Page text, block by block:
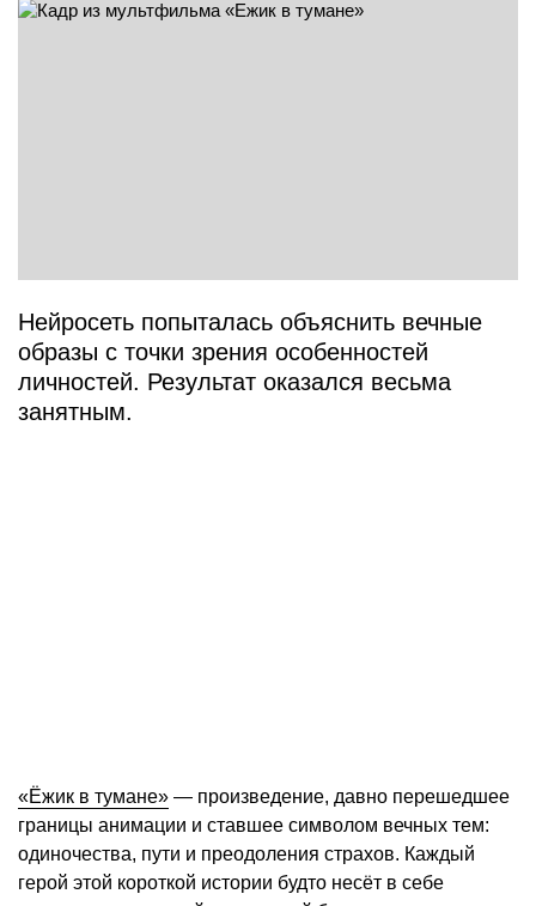
Нейросеть попыталась объяснить вечные
образы с точки зрения особенностей
личностей. Результат оказался весьма
занятным.
«Ёжик в тумане» — произведение, давно перешедшее
границы анимации и ставшее символом вечных тем:
одиночества, пути и преодоления страхов. Каждый
герой этой короткой истории будто несёт в себе